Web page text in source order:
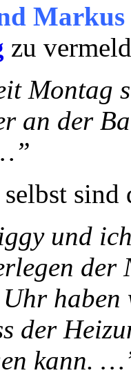
Markus
zu
Montag
an der
und
haben
der
kann.